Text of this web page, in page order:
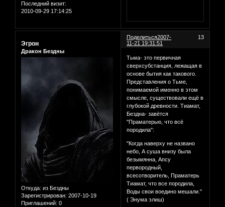
Последний визит:
2010-09-29 17:14:25
Поделиться 13
2007-
11-21 19:31:51
Эгрон
Дракон Бездны
Откуда: из Бездны
Зарегистрирован: 2007-10-19
Приглашений: 0
Тьма- это первичная
сверхсубстанция, лежащая в
основе бытия как такового.
Представления о Тьме,
понимаемой именно в этом
смысле, существовали ещё в
глубокой древности. Тиамат,
Бездна- завётся
"Праматерью, что всё
породила":
"Когда наверху не названо
небо, А суша внизу была
безымянна, Апсу
первородный,
всесотворитель, Праматерь
Тиамат, что все породила,
Воды свои воедино мешали."
( Энума элиш)